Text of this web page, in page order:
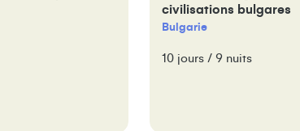
civilisations bulgares
Bulgarie
10 jours / 9 nuits